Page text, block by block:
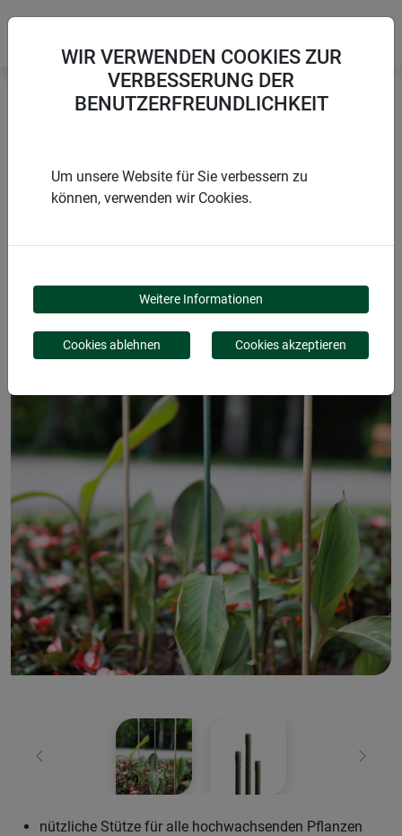
STAHL-PFLANZSTAB
Zurück Weiter
nützliche Stütze für alle hochwachsenden Pflanzen
WIR VERWENDEN COOKIES ZUR
VERBESSERUNG DER
BENUTZERFREUNDLICHKEIT
Um unsere Website für Sie verbessern zu
können, verwenden wir Cookies.
Weitere Informationen
Cookies ablehnen Cookies akzeptieren